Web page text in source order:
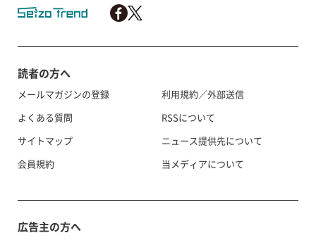
読者の方へ
メールマガジンの登録
よくある質問
サイトマップ
会員規約
利用規約／外部送信
RSSについて
ニュース提供先について
当メディアについて
広告主の方へ